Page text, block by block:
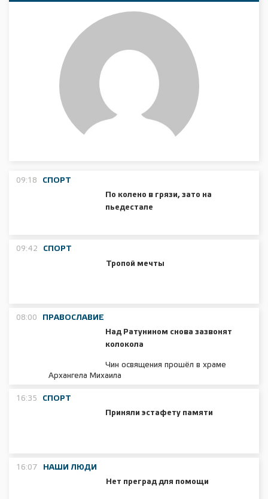
09:18 СПОРТ
По колено в грязи, зато на
пьедестале
09:42 СПОРТ
Тропой мечты
08:00 ПРАВОСЛАВИЕ
Над Ратунином снова зазвонят
колокола
Чин освящения прошёл в храме
Архангела Михаила
16:35 СПОРТ
Приняли эстафету памяти
16:07 НАШИ ЛЮДИ
Нет преград для помощи